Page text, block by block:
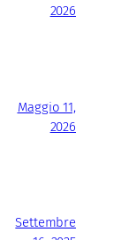
2026
Maggio 11,
2026
Settembre